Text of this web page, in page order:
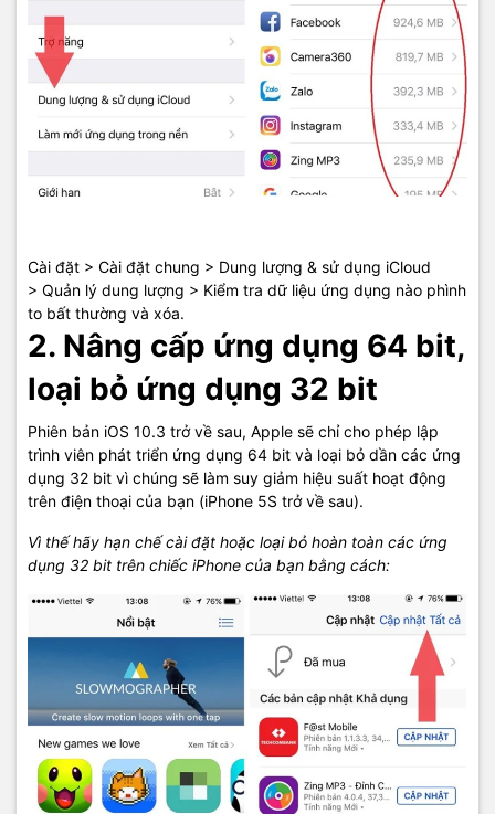
Cài đặt > Cài đặt chung > Dung lượng & sử dụng iCloud
> Quản lý dung lượng > Kiểm tra dữ liệu ứng dụng nào phình
to bất thường và xóa.
2. Nâng cấp ứng dụng 64 bit,
loại bỏ ứng dụng 32 bit
Phiên bản iOS 10.3 trở về sau, Apple sẽ chỉ cho phép lập
trình viên phát triển ứng dụng 64 bit và loại bỏ dần các ứng
dụng 32 bit vì chúng sẽ làm suy giảm hiệu suất hoạt động
trên điện thoại của bạn (iPhone 5S trở về sau).
Vì thế hãy hạn chế cài đặt hoặc loại bỏ hoàn toàn các ứng
dụng 32 bit trên chiếc iPhone của bạn bằng cách: